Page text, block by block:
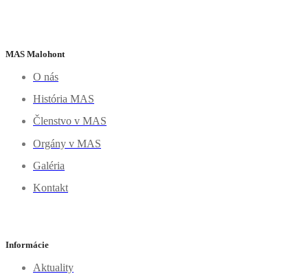
MAS Malohont
O nás
História MAS
Členstvo v MAS
Orgány v MAS
Galéria
Kontakt
Informácie
Aktuality